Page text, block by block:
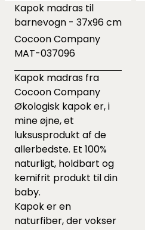
Kapok madras til
barnevogn - 37x96 cm
Cocoon Company
MAT-037096
Kapok madras fra
Cocoon Company
Økologisk kapok er, i
mine øjne, et
luksusprodukt af de
allerbedste. Et 100%
naturligt, holdbart og
kemifrit produkt til din
baby.
Kapok er en
naturfiber, der vokser